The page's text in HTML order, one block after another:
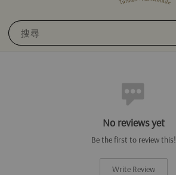
搜尋
No reviews yet
Be the first to review this!
Write Review